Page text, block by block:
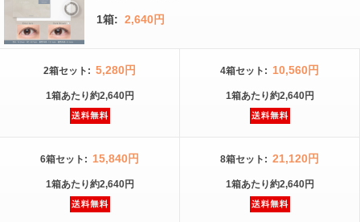
1箱: 2,640円
2箱セット : 5,280円
1箱あたり約2,640円
4箱セット : 10,560円
1箱あたり約2,640円
6箱セット : 15,840円
1箱あたり約2,640円
8箱セット : 21,120円
1箱あたり約2,640円